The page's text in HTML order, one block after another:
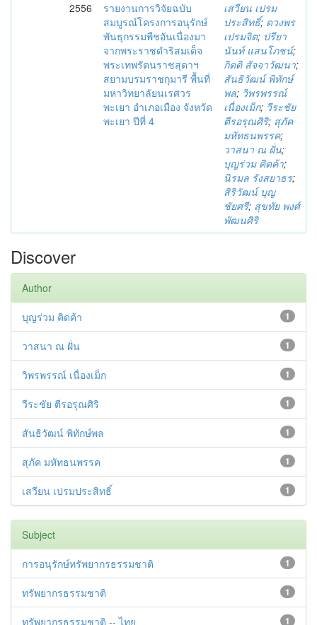
2556
รายงานการวิจัยฉบับ
สมบูรณ์โครงการอนุรักษ์
พันธุกรรมพืชอันเนื่องมา
จากพระราชดำริสมเด็จ
พระเทพรัตนราชสุดาฯ
สยามบรมราชกุมารี พื้นที่
มหาวิทยาลัยนเรศวร
พะเยา อำเภอเมือง จังหวัด
พะเยา ปีที่ 4
เสวียน เปรม
ประสิทธิ์; ดวงพร
เปรมจิต; ปรียา
นันท์ แสนโภชน์;
กิตติ สัจจาวัฒนา;
สันธิวัฒน์ พิทักษ์
พล; วิพรพรรณ์
เนื่องเม็ก; วีระชัย
ตีรอรุณศิริ; สุภัค
มหัทธนพรรค;
วาสนา ณ ฝั่น;
บุญร่วม คิดค้า;
นิรมล รังสยาธร;
สิริวัฒน์ บุญ
ชัยศรี; สุขทัย พงศ์
พัฒนศิริ
Discover
Author
1
บุญร่วม คิดค้า
1
วาสนา ณ ฝั่น
1
วิพรพรรณ์ เนื่องเม็ก
1
วีระชัย ตีรอรุณศิริ
1
สันธิวัฒน์ พิทักษ์พล
1
สุภัค มหัทธนพรรค
1
เสวียน เปรมประสิทธิ์
Subject
1
การอนุรักษ์ทรัพยากรธรรมชาติ
1
ทรัพยากรธรรมชาติ
1
ทรัพยากรธรรมชาติ -- ไทย